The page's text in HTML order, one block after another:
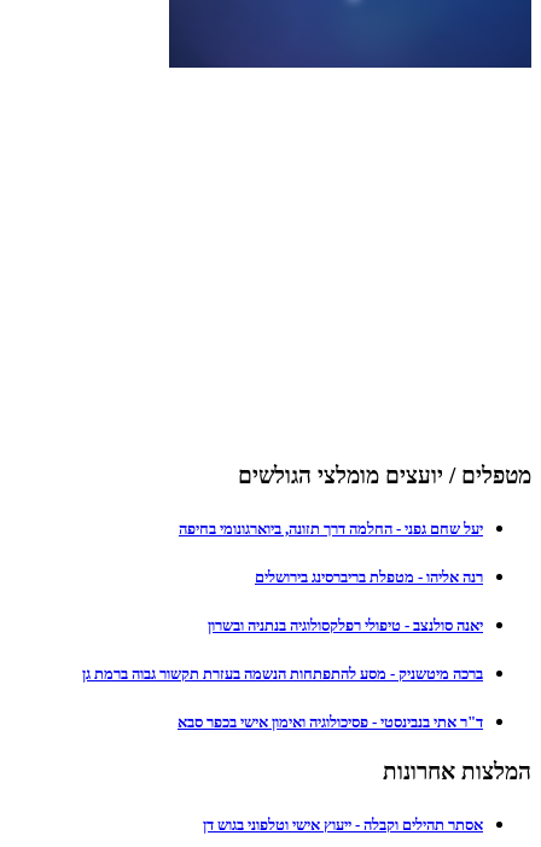
מטפלים / יועצים מומלצי הגולשים
יעל שחם גפני - החלמה דרך תזונה, ביוארגונומי בחיפה
רנה אליהו - מטפלת בריברסינג בירושלים
יאנה סולנצב - טיפולי רפלקסולוגיה בנתניה ובשרון
ברכה מיטשניק - מסע להתפתחות הנשמה בעזרת תקשור גבוה ברמת גן
ד"ר אתי בנבינסטי - פסיכולוגיה ואימון אישי בכפר סבא
המלצות אחרונות
אסתר תהילים וקבלה - ייעוץ אישי וטלפוני בגוש דן